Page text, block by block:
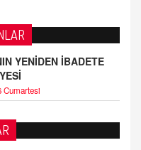
YENİDEN İBADETE
Cumartesi
ORTAYA ÇIKARTTIĞI